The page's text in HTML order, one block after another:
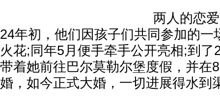
两人的恋
24年初，他们因孩子们共同参加的一
火花;同年5月便手牵手公开亮相;到了
带着她前往巴尔莫勒尔堡度假，并在
婚，如今正式大婚，一切进展得水到